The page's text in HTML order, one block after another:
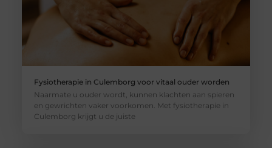
Fysiotherapie in Culemborg voor vitaal ouder worden
Naarmate u ouder wordt, kunnen klachten aan spieren
en gewrichten vaker voorkomen. Met fysiotherapie in
Culemborg krijgt u de juiste